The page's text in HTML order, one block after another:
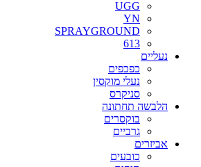
UGG
YN
SPRAYGROUND
613
נעליים
כפכפים
נעלי מוקסין
סניקרס
הלבשה תחתונה
בוקסרים
גרביים
אביזרים
כובעים